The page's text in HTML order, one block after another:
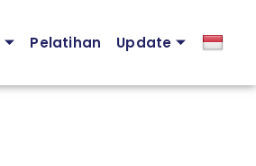
Pelatihan Update